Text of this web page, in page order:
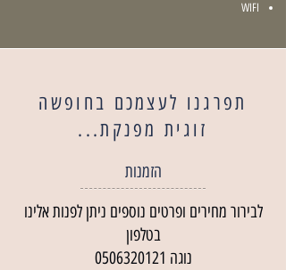
WIFI
תפרגנו לעצמכם בחופשה
זוגית מפנקת...
הזמנות
לבירור מחירים ופרטים נוספים ניתן לפנות אלינו
בטלפון
נוגה 0506320121